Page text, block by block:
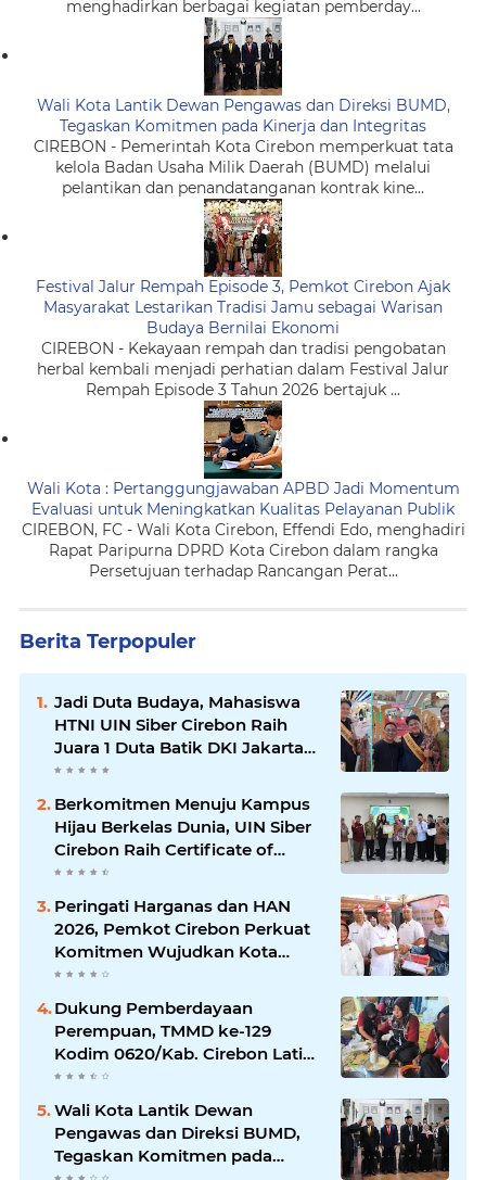
menghadirkan berbagai kegiatan pemberday...
Wali Kota Lantik Dewan Pengawas dan Direksi BUMD,
Tegaskan Komitmen pada Kinerja dan Integritas
CIREBON - Pemerintah Kota Cirebon memperkuat tata
kelola Badan Usaha Milik Daerah (BUMD) melalui
pelantikan dan penandatanganan kontrak kine...
Festival Jalur Rempah Episode 3, Pemkot Cirebon Ajak
Masyarakat Lestarikan Tradisi Jamu sebagai Warisan
Budaya Bernilai Ekonomi
CIREBON - Kekayaan rempah dan tradisi pengobatan
herbal kembali menjadi perhatian dalam Festival Jalur
Rempah Episode 3 Tahun 2026 bertajuk ...
Wali Kota : Pertanggungjawaban APBD Jadi Momentum
Evaluasi untuk Meningkatkan Kualitas Pelayanan Publik
CIREBON, FC - Wali Kota Cirebon, Effendi Edo, menghadiri
Rapat Paripurna DPRD Kota Cirebon dalam rangka
Persetujuan terhadap Rancangan Perat...
Berita Terpopuler
Jadi Duta Budaya, Mahasiswa
HTNI UIN Siber Cirebon Raih
Juara 1 Duta Batik DKI Jakarta
2026
Berkomitmen Menuju Kampus
Hijau Berkelas Dunia, UIN Siber
Cirebon Raih Certificate of
Compliance UI GreenMetric
Peringati Harganas dan HAN
2026, Pemkot Cirebon Perkuat
Komitmen Wujudkan Kota
Layak Anak
Dukung Pemberdayaan
Perempuan, TMMD ke-129
Kodim 0620/Kab. Cirebon Latih
Ibu-Ibu Tata Boga
Wali Kota Lantik Dewan
Pengawas dan Direksi BUMD,
Tegaskan Komitmen pada